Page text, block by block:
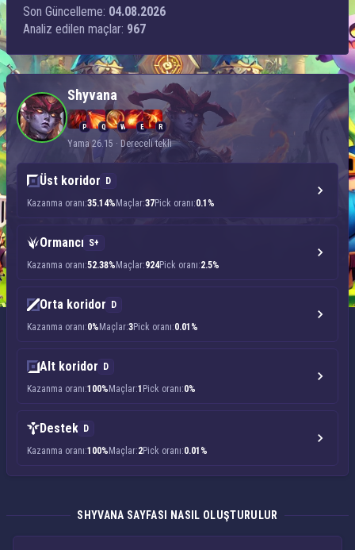
Son Güncelleme: 04.08.2026
Analiz edilen maçlar: 967
Shyvana
P Q W E R
Yama 26.15 · Dereceli tekli
Üst koridor
D
Kazanma oranı:35.14% Maçlar:37Pick oranı:0.1%
Ormancı S+
Kazanma oranı:52.38% Maçlar:924Pick oranı:2.5%
Orta koridor
D
Kazanma oranı:0% Maçlar:3Pick oranı:0.01%
Alt koridor
D
Kazanma oranı:100% Maçlar:1 Pick oranı:0%
Destek
D
Kazanma oranı:100% Maçlar:2Pick oranı:0.01%
SHYVANA SAYFASI NASIL OLUŞTURULUR